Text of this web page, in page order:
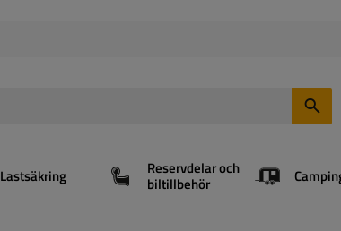
Lastsäkring Reservdelar och
biltillbehör